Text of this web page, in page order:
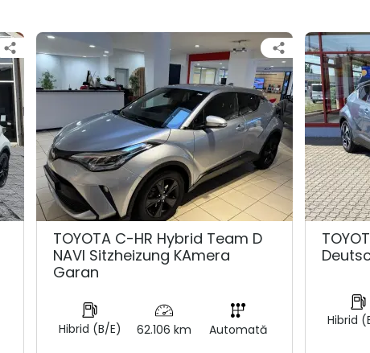
TOYOTA C-HR Hybrid Team D
NAVI Sitzheizung KAmera
Garan
Hibrid (B/E) 62.106 km Automată
Hibrid